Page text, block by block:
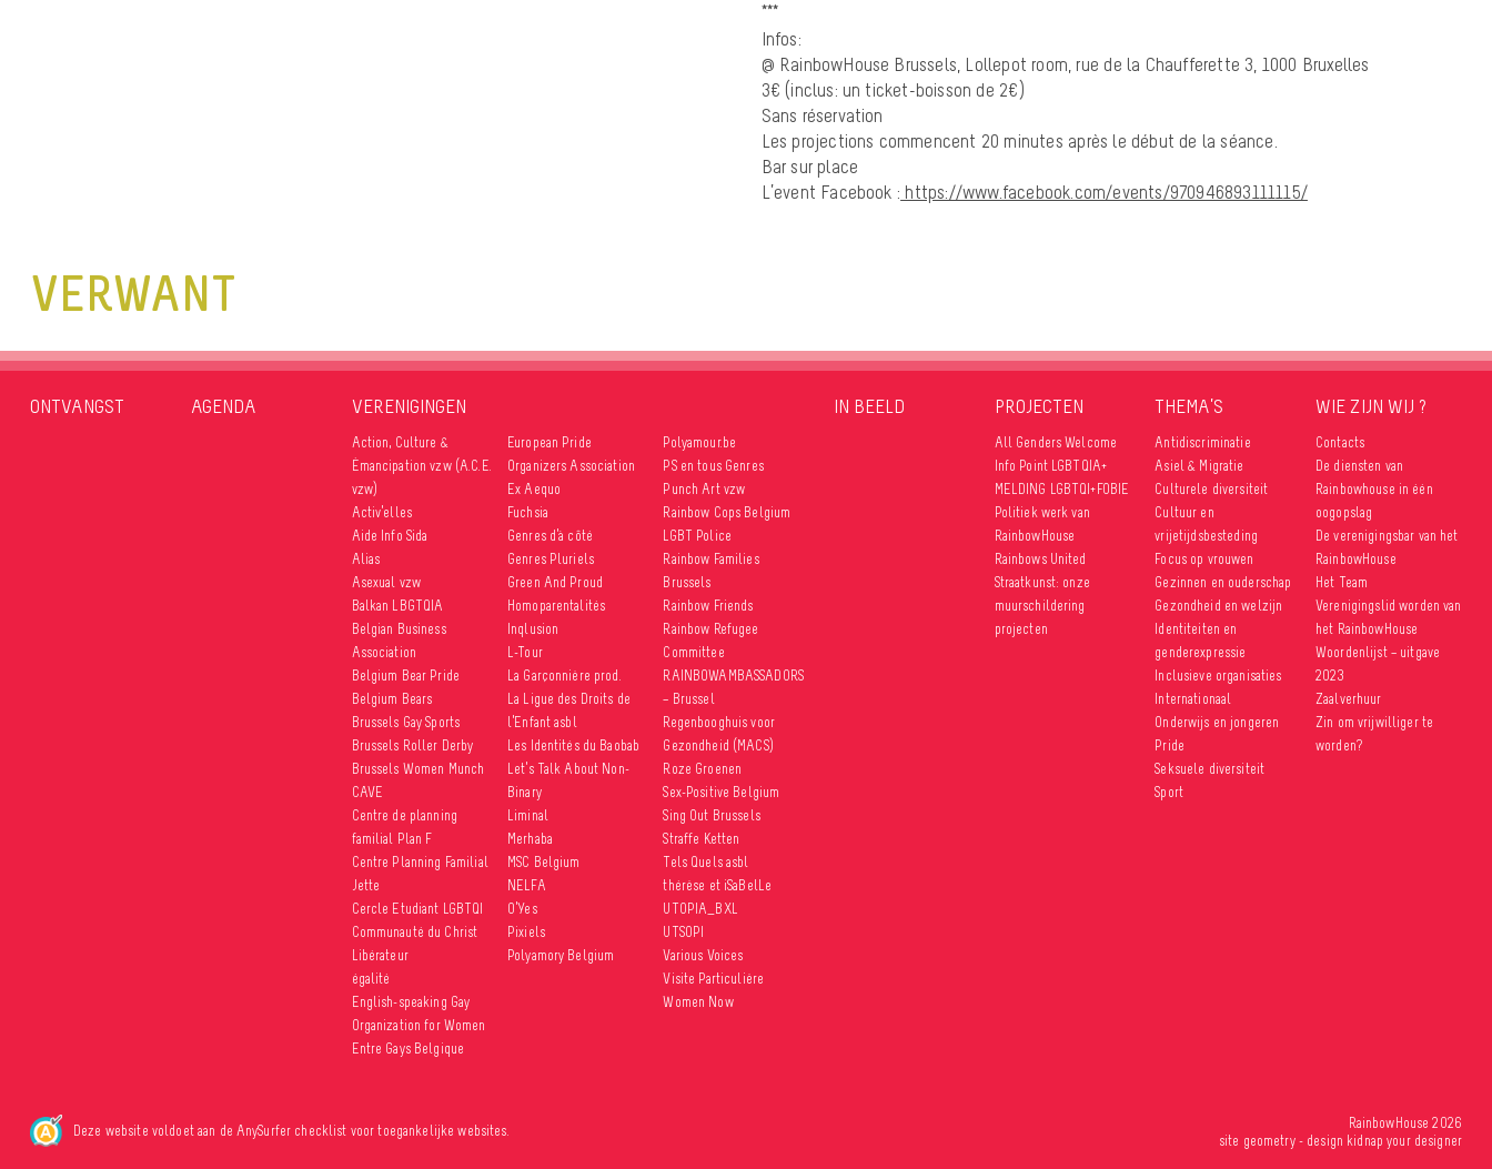
***
Infos:
@ RainbowHouse Brussels, Lollepot room, rue de la Chaufferette 3, 1000 Bruxelles
3€ (inclus: un ticket-boisson de 2€)
Sans réservation
Les projections commencent 20 minutes après le début de la séance.
Bar sur place
L’event Facebook : https://www.facebook.com/events/970946893111115/
VERWANT
ONTVANGST AGENDA VERENIGINGEN
Action, Culture &
Émancipation vzw (A.C.E.
vzw)
Activ’elles
Aide Info Sida
Alias
Asexual vzw
Balkan LBGTQIA
Belgian Business
Association
Belgium Bear Pride
Belgium Bears
Brussels Gay Sports
Brussels Roller Derby
Brussels Women Munch
CAVE
Centre de planning
familial Plan F
Centre Planning Familial
Jette
Cercle Etudiant LGBTQI
Communauté du Christ
Libérateur
égalité
English-speaking Gay
Organization for Women
Entre Gays Belgique
European Pride
Organizers Association
Ex Aequo
Fuchsia
Genres d’à côté
Genres Pluriels
Green And Proud
Homoparentalités
Inqlusion
L-Tour
La Garçonnière prod.
La Ligue des Droits de
l’Enfant asbl
Les Identités du Baobab
Let’s Talk About Non-
Binary
Liminal
Merhaba
MSC Belgium
NELFA
O’Yes
Pixiels
Polyamory Belgium
Polyamour.be
PS en tous Genres
Punch Art vzw
Rainbow Cops Belgium
LGBT Police
Rainbow Families
Brussels
Rainbow Friends
Rainbow Refugee
Committee
RAINBOWAMBASSADORS
– Brussel
Regenbooghuis voor
Gezondheid (MACS)
Roze Groenen
Sex-Positive Belgium
Sing Out Brussels
Straffe Ketten
Tels Quels asbl
thérèse et iSaBelLe
UTOPIA_BXL
UTSOPI
Various Voices
Visite Particulière
Women Now
IN BEELD PROJECTEN
All Genders Welcome
Info Point LGBTQIA+
MELDING LGBTQI+FOBIE
Politiek werk van
RainbowHouse
Rainbows United
Straatkunst: onze
muurschildering
projecten
THEMA’S
Antidiscriminatie
Asiel & Migratie
Culturele diversiteit
Cultuur en
vrijetijdsbesteding
Focus op vrouwen
Gezinnen en ouderschap
Gezondheid en welzijn
Identiteiten en
genderexpressie
Inclusieve organisaties
Internationaal
Onderwijs en jongeren
Pride
Seksuele diversiteit
Sport
WIE ZIJN WIJ ?
Contacts
De diensten van
Rainbowhouse in één
oogopslag
De verenigingsbar van het
RainbowHouse
Het Team
Verenigingslid worden van
het RainbowHouse
Woordenlijst – uitgave
2023
Zaalverhuur
Zin om vrijwilliger te
worden?
Deze website voldoet aan de AnySurfer checklist voor toegankelijke websites.
RainbowHouse 2026
site geometry- design kidnap your designer